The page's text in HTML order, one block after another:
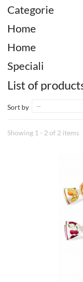
Categorie
Home
Home
Speciali
List of
Sort by
Showing 1 - 2 of 2 items